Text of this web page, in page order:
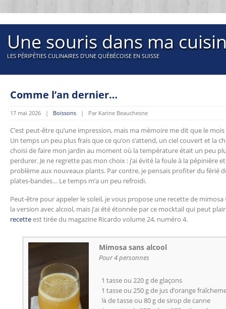
Une souris dans ma
LES PÉRIPÉTIES CULINAIRES D'UNE QUÉBÉCOISE EN SUISSE
Comme l’an dernier…
17 mai 2026 | Boissons | Par Karine Beauchesne
C’est peut-être qu’une impression, mais ma mémoire me dit que le
Un temps un peu plus frais que ce qu’on s’attend, un ciel couvert et la
choisi de faire mon jardin au moment où la température était un peu
perdurer. Je ne regrette pas mon choix : j’ai évité la foule à la pépinière
problème aux nouveaux plants. Par contre, je pensais profiter du férié
plates-bandes… Le temps m’a un peu refroidi.
Peut-être pour appeler le soleil, je vous propose une recette de mimosa
la version avec alcool, mais j’ai été étonnée par ce mocktail qui peut
recetteest tirée du magazine Ricardo volume 24, numéro 4.
Mimosa sans alcool
Pour 4 personnes
1 tasse ou 220 g de glaçons
1 tasse ou 250 g de jus d’orange
¼ de tasse ou 80 g de sirop de canne